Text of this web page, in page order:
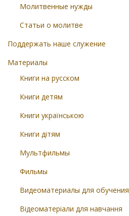
Молитвенные нужды
Статьи о молитве
Поддержать наше служение
Материалы
Книги на русском
Книги детям
Книги українською
Книги дітям
Мультфильмы
Фильмы
Видеоматериалы для обучения
Відеоматеріали для навчання